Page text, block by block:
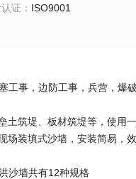
证 ： ISO9001
事，边防工事，兵营，爆
土筑堤、板材筑堤等，使用
装填式沙墙，安装简易，
沙墙共有12种规格